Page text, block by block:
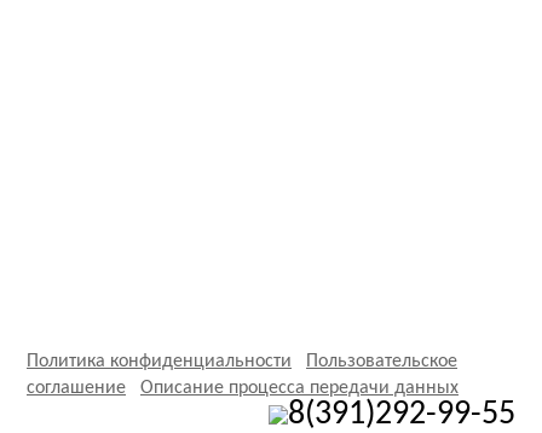
Политика конфиденциальности
Пользовательское
соглашение
Описание процесса передачи данных
8(391)292-99-55